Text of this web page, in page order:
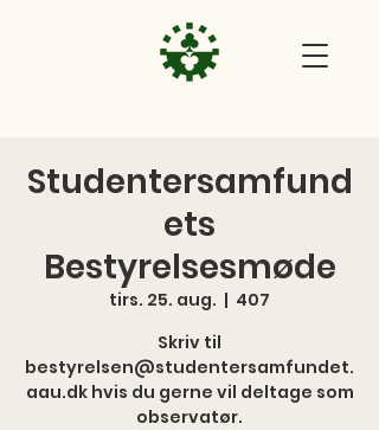
Studentersamfund
ets
Bestyrelsesmøde
tirs. 25. aug.
  |
407
Skriv til
bestyrelsen@studentersamfundet.
aau.dk hvis du gerne vil deltage som
observatør.